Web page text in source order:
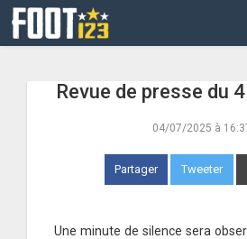
CM
Revue de presse du
04/07/2025 à
Partager Tweeter
Une minute de silence sera